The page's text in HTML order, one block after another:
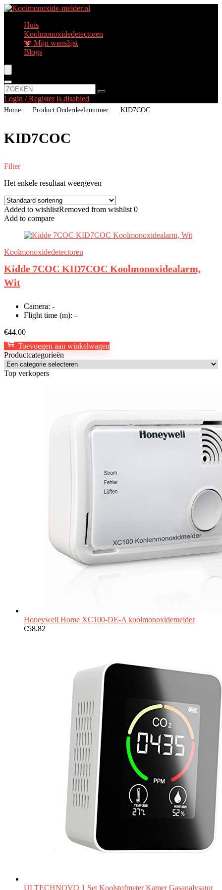
Huis
Koolmonoxidedetectoren
💗 Mijn wenslijst
Blogs
Login / Register is disabled
Home Product Onderdeelnummer ‎KID7COC
‎KID7COC
Filter
Het enkele resultaat weergeven
Added to wishlistRemoved from wishlist 0
Add to compare
Koolmonoxidedetectoren
Kidde 7COC KID7COC Koolmonoxidealarm,
Wit
Camera: -
Flight time (m): -
€44.00
Toevoegen aan winkelwagen
Productcategorieën
Top verkopers
Honeywell Home XC100-DE-A koolmonoxidemelder
€58.82
ULTECHNOVO 1 Set Koolstofmeter Kamer Gasanalysator